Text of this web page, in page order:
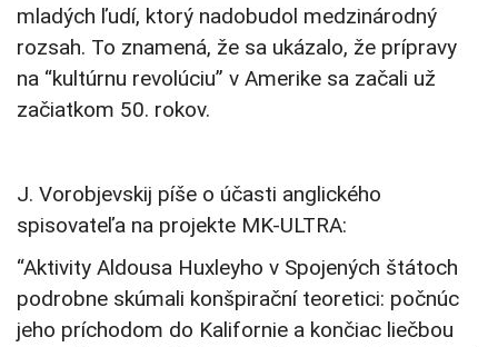
mladých ľudí, ktorý nadobudol medzinárodný
rozsah. To znamená, že sa ukázalo, že prípravy
na “kultúrnu revolúciu” v Amerike sa začali už
začiatkom 50. rokov.
J. Vorobjevskij píše o účasti anglického
spisovateľa na projekte MK-ULTRA:
“Aktivity Aldousa Huxleyho v Spojených štátoch
podrobne skúmali konšpirační teoretici: počnúc
jeho príchodom do Kalifornie a končiac liečbou